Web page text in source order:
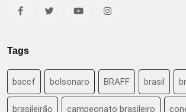
Tags
baccf bolsonaro BRAFF brasil
brasileirão campeonato brasileiro